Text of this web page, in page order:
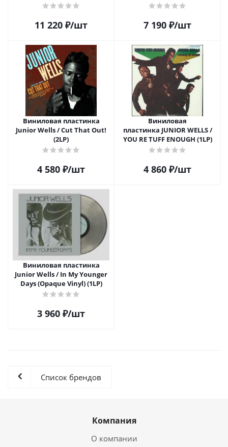
11 220 ₽/шт 7 190 ₽/шт
Виниловая пластинка
Junior Wells / Cut That Out!
(2LP)
4 580 ₽/шт
Виниловая
пластинка JUNIOR WELLS /
YOU RE TUFF ENOUGH (1LP)
4 860 ₽/шт
Виниловая пластинка
Junior Wells / In My Younger
Days (Opaque Vinyl) (1LP)
3 960 ₽/шт
Список брендов
Компания
О компании